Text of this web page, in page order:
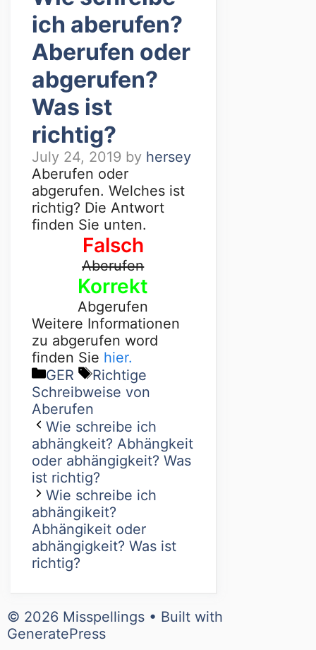
ich aberufen?
Aberufen oder
abgerufen?
Was ist
richtig?
July 24, 2019 by hersey
Aberufen oder
abgerufen. Welches ist
richtig? Die Antwort
finden Sie unten.
Falsch
Aberufen
Korrekt
Abgerufen
Weitere Informationen
zu abgerufen word
finden Sie hier.
GER
Richtige
Schreibweise von
Aberufen
Wie schreibe ich
abhängkeit? Abhängkeit
oder abhängigkeit? Was
ist richtig?
Wie schreibe ich
abhängikeit?
Abhängikeit oder
abhängigkeit? Was ist
richtig?
© 2026 Misspellings • Built with
GeneratePress